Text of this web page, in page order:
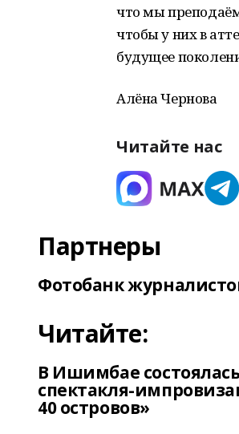
что мы
чтобы у них в
будущее
Алёна Чернова
Читайте нас
Партнеры
Фотобанк
Читайте:
В Ишимбае
спектакля-
40 островов»